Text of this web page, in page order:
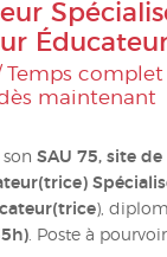
POLITIQUE
INSERTION
Temps complet
maintenant
son SAU 75, site
),
. Poste à